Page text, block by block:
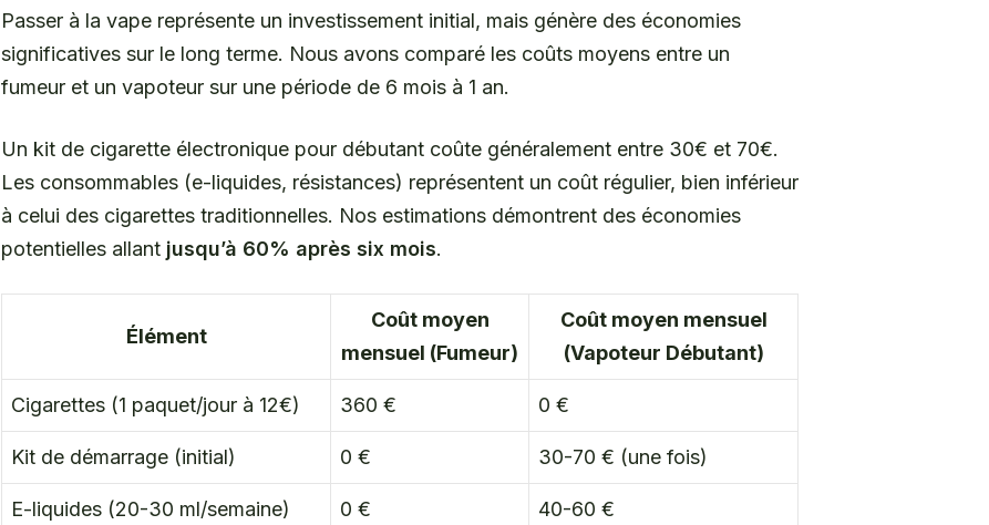
Passer à la vape représente un investissement initial, mais génère des économies
significatives sur le long terme. Nous avons comparé les coûts moyens entre un
fumeur et un vapoteur sur une période de 6 mois à 1 an.
Un kit de cigarette électronique pour débutant coûte généralement entre 30€ et 70€.
Les consommables (e-liquides, résistances) représentent un coût régulier, bien inférieur
à celui des cigarettes traditionnelles. Nos estimations démontrent des économies
potentielles allant jusqu’à 60% après six mois.
Élément
Coût moyen
mensuel (Fumeur)
Coût moyen mensuel
(Vapoteur Débutant)
Cigarettes (1 paquet/jour à 12€) 360 € 0 €
Kit de démarrage (initial) 0 € 30-70 € (une fois)
E-liquides (20-30 ml/semaine) 0 € 40-60 €